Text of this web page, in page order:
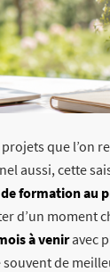
que l’on
aussi, cette
formation au
d’un moment
à veniravec
de